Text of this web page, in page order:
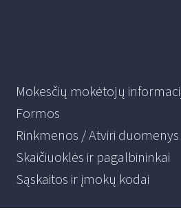
Mokesčių mokėtojų
Formos
Rinkmenos / Atviri duomenys
Skaičiuoklės ir pagalbininkai
Sąskaitos ir įmokų kodai